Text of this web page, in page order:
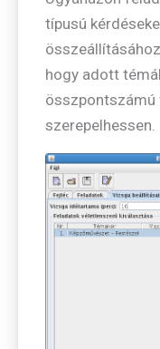
típusú
hogy adott
összpontszámú
szerepelhessen.